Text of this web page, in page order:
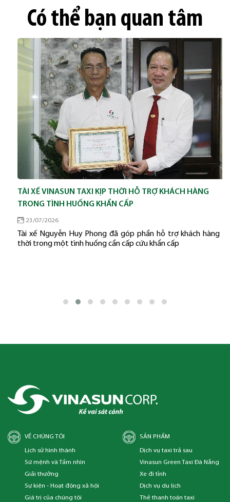
Có thể bạn quan tâm
TÀI XẾ VINASUN TAXI KỊP THỜI HỖ TRỢ KHÁCH HÀNG
TRONG TÌNH HUỐNG KHẨN CẤP
23/07/2026
Tài xế Nguyễn Huy Phong đã góp phần hỗ trợ khách hàng kịp
thời trong một tình huống cần cấp cứu khẩn cấp
VỀ CHÚNG TÔI
Lịch sử hình thành
Sứ mệnh và Tầm nhìn
Giải thưởng
Sự kiện - Hoạt động xã hội
Giá trị của chúng tôi
SẢN PHẨM
Dịch vụ taxi trả sau
Vinasun Green Taxi Đà Nẵng
Xe đi tỉnh
Dịch vụ du lịch
Thẻ thanh toán taxi